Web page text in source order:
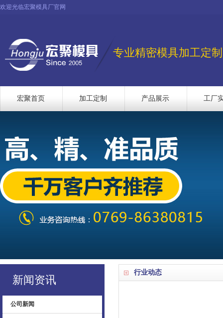
欢迎光临宏聚模具厂官网
专业精密模具加工定制
宏聚首页 加工定制 产品展示 工厂
行业动态
新闻资讯
公司新闻